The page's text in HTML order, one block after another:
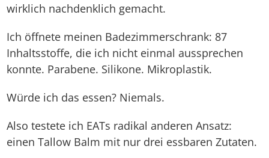
wirklich nachdenklich gemacht.
Ich öffnete meinen Badezimmerschrank: 87
Inhaltsstoffe, die ich nicht einmal aussprechen
konnte. Parabene. Silikone. Mikroplastik.
Würde ich das essen? Niemals.
Also testete ich EATs radikal anderen Ansatz:
einen Tallow Balm mit nur drei essbaren Zutaten.